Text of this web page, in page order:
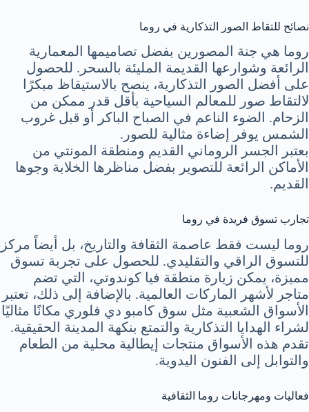
نصائح للتقاط الصور التذكارية في روما
روما هي جنة المصورين بفضل تصاميمها المعمارية
الرائعة وشوارعها القديمة المليئة بالسحر. للحصول
على أفضل الصور التذكارية، ينصح بالاستيقاظ مبكرًا
لالتقاط صور للمعالم السياحية بأقل قدر ممكن من
الزحام. الضوء الناعم في الصباح الباكر أو قبل غروب
الشمس يوفر إضاءة مثالية للصور.
بعتبر الجسر الروماني القديم ومنطقة المونتي من
الأماكن الرائعة للتصوير بفضل مناظرها الخلابة وجوها
القديم.
تجارب تسوق فريدة في روما
روما ليست فقط عاصمة الثقافة والتاريخ، بل أيضاً مركز
للتسوق الراقي والتقليدي. للحصول على تجربة تسوق
مميزة، يمكن زيارة منطقة فيا كوندوتي، التي تضم
متاجر لأشهر الماركات العالمية. بالإضافة إلى ذلك، تعتبر
الأسواق الشعبية مثل سوق كامبو دي فلوري مكانًا مثاليًا
لشراء الهدايا التذكارية والتمتع بنكهة المدينة الحقيقية.
تقدم هذه الأسواق منتجات إيطالية محلية من الطعام
والتوابل إلى الفنون اليدوية.
فعاليات ومهرجانات روما الثقافية